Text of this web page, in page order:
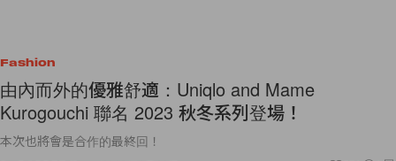
Fashion
由內而外的優雅舒適：Uniqlo and Mame
Kurogouchi 聯名 2023 秋冬系列登場！
本次也將會是合作的最終回！